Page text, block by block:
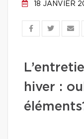
18 JANVIER
hiver :